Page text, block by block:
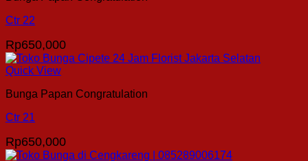
Ctr 22
Rp650,000
Quick View
Bunga Papan Congratulation
Ctr 21
Rp650,000